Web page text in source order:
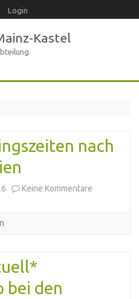
Login
Kastel
Skip
nach
Keine Kommentare
bei den